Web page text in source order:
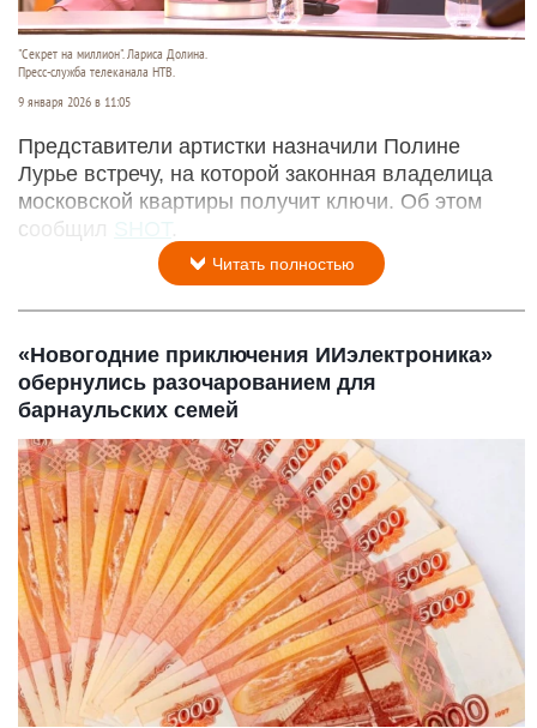
"Секрет на миллион". Лариса Долина.
Пресс-служба телеканала НТВ.
9 января 2026 в 11:05
Представители артистки назначили Полине
Лурье встречу, на которой законная владелица
московской квартиры получит ключи. Об этом
сообщил SHOT.
Читать полностью
«Новогодние приключения ИИэлектроника»
обернулись разочарованием для
барнаульских семей